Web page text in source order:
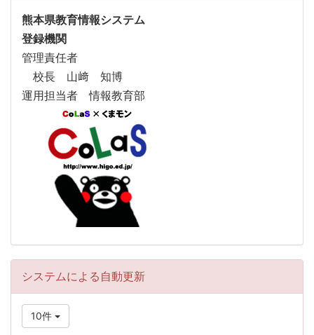
熊本県教育情報システム
登録機関
管理責任者
校長 山﨑 知博
運用担当者 情報教育部
システムによる自動更新
10件